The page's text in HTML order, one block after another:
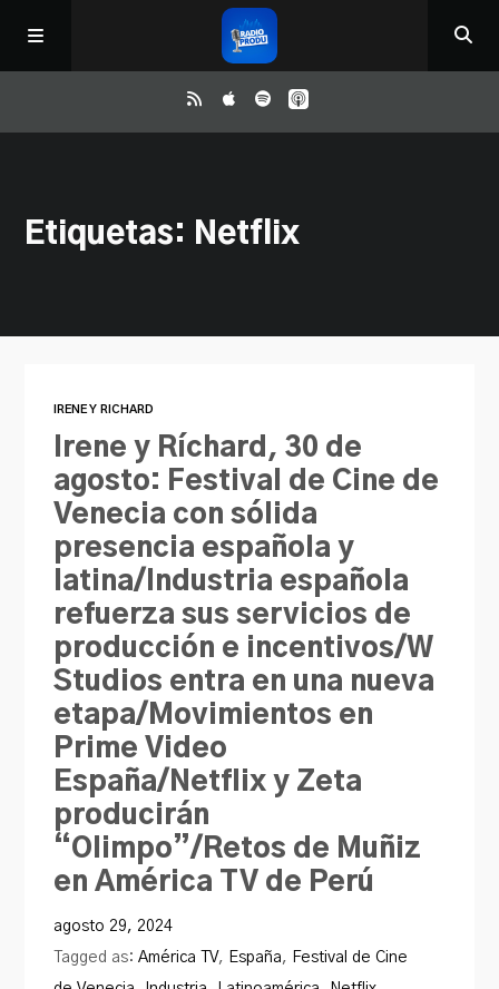
ReloAd
Contacto
PRODU.com
Etiquetas: Netflix
IRENE Y RICHARD
Irene y Ríchard, 30 de
agosto: Festival de Cine de
Venecia con sólida
presencia española y
latina/Industria española
refuerza sus servicios de
producción e incentivos/W
Studios entra en una nueva
etapa/Movimientos en
Prime Video
España/Netflix y Zeta
producirán
“Olimpo”/Retos de Muñiz
en América TV de Perú
agosto 29, 2024
Tagged as:América TV, España, Festival de Cine